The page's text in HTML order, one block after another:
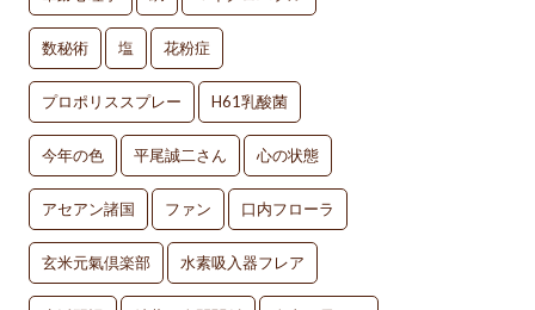
数秘術 塩 花粉症
プロポリススプレー H61乳酸菌
今年の色 平尾誠二さん 心の状態
アセアン諸国 ファン 口内フローラ
玄米元氣倶楽部 水素吸入器フレア